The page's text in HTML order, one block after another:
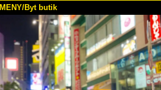
MENY/Byt butik
HEM
Specifikationer Pris
Röster FAQ